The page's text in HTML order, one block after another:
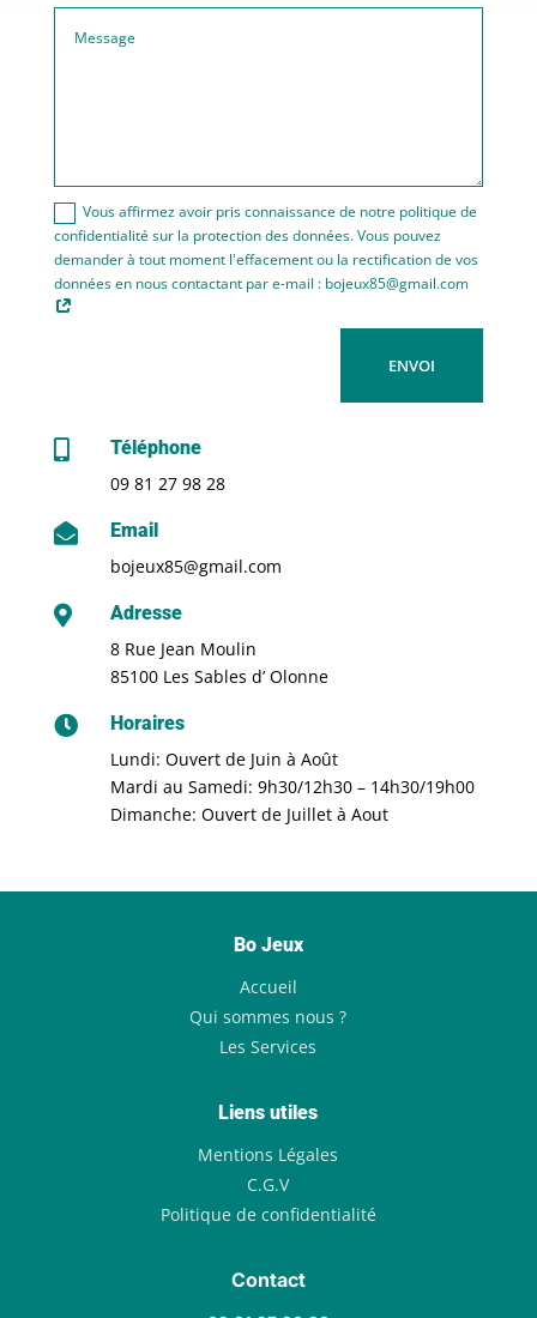
Vous affirmez avoir pris connaissance de notre politique de
confidentialité sur la protection des données. Vous pouvez
demander à tout moment l'effacement ou la rectification de vos
données en nous contactant par e-mail : bojeux85@gmail.com
ENVOI

Téléphone
09 81 27 98 28

Email
bojeux85@gmail.com

Adresse
8 Rue Jean Moulin
85100 Les Sables d’ Olonne

Horaires
Lundi: Ouvert de Juin à Août
Mardi au Samedi: 9h30/12h30 – 14h30/19h00
Dimanche: Ouvert de Juillet à Aout
Bo Jeux
Accueil
Qui sommes nous ?
Les Services
Liens utiles
Mentions Légales
C.G.V
Politique de confidentialité
Contact